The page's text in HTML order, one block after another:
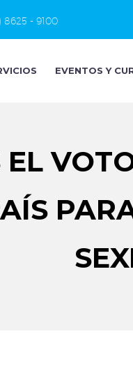
8625 - 9100
EVENTOS Y
EL